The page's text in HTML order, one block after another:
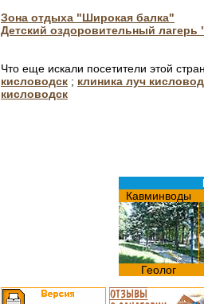
Зона отдыха "Широкая балка"
Детский оздоровительный лагерь
Что еще искали посетители этой
кисловодск ; клиника луч
кисловодск
Кавминводы
Геолог